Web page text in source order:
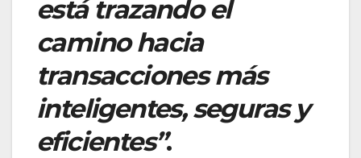
está trazando el
camino hacia
transacciones más
inteligentes, seguras y
eficientes”.